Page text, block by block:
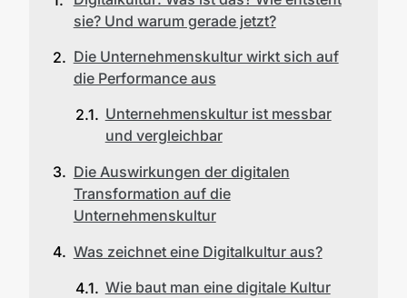
sie? Und warum gerade jetzt?
Die Unternehmenskultur wirkt sich auf
die Performance aus
Unternehmenskultur ist messbar
und vergleichbar
Die Auswirkungen der digitalen
Transformation auf die
Unternehmenskultur
Was zeichnet eine Digitalkultur aus?
Wie baut man eine digitale Kultur